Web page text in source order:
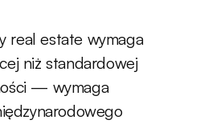
real estate wymaga
niż standardowej
— wymaga